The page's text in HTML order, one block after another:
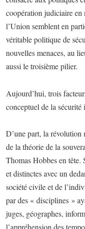
coopération judiciaire en
l’Union semblent en
véritable politique de
nouvelles menaces, au
aussi le troisième pilier.
Aujourd’hui, trois
conceptuel de la sécurité
D’une part, la révolution
de la théorie de la
Thomas Hobbes en tête.
et distinctes avec un
société civile et de
par des « disciplines »
juges, géographes,
l’appréhension des